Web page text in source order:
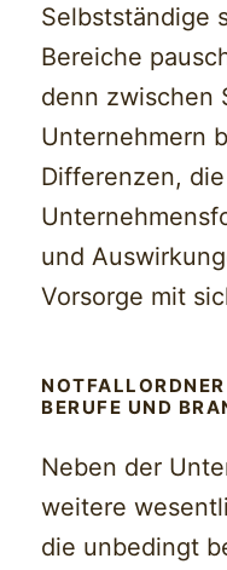
Selbstständige
Bereiche
denn zwischen
Unternehmern
Differenzen,
und
Vorsorge mit
BERUFE UND
Neben der
weitere
die unbedingt